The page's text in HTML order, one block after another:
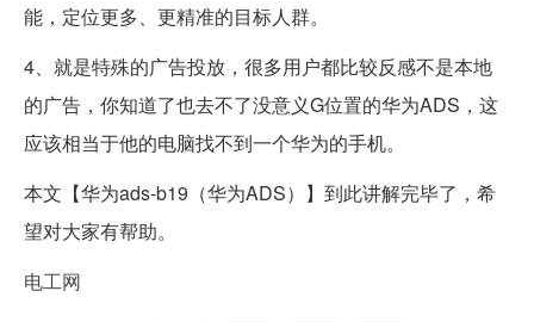
能，定位更多、更精准的目标人群。
4、就是特殊的广告投放，很多用户都比较反感不是本地
的广告，你知道了也去不了没意义G位置的华为ADS，这
应该相当于他的电脑找不到一个华为的手机。
本文【华为ads-b19（华为ADS）】到此讲解完毕了，希
望对大家有帮助。
电工网